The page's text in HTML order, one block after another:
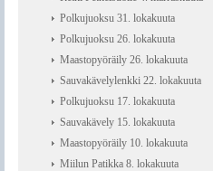
Polkujuoksu 31. lokakuuta
Polkujuoksu 26. lokakuuta
Maastopyöräily 26. lokakuuta
Sauvakävelylenkki 22. lokakuuta
Polkujuoksu 17. lokakuuta
Sauvakävely 15. lokakuuta
Maastopyöräily 10. lokakuuta
Miilun Patikka 8. lokakuuta